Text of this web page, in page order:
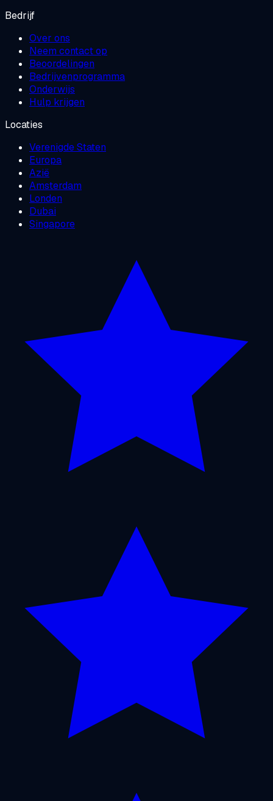
Bedrijf
Over ons
Neem contact op
Beoordelingen
Bedrijvenprogramma
Onderwijs
Hulp krijgen
Locaties
Verenigde Staten
Europa
Azië
Amsterdam
Londen
Dubai
Singapore